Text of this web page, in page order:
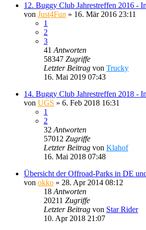
12. Buggy Club Jahrestreffen 2016 -
von Just4Fun » 16. Mär 2016 23:11
1
2
3
41 Antworten
58347 Zugriffe
Letzter Beitrag von Trucky
16. Mai 2019 07:43
14. Buggy Club Jahrestreffen 2018 -
von UGS » 6. Feb 2018 16:31
1
2
32 Antworten
57012 Zugriffe
Letzter Beitrag von Klahof
16. Mai 2018 07:48
Übersicht der Offroad-Parks in DE
von okko » 28. Apr 2014 08:12
18 Antworten
20211 Zugriffe
Letzter Beitrag von Star Rider
10. Apr 2018 21:07